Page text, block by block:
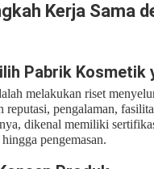
Kerja Sama
Pabrik Kosmetik
melakukan riset
reputasi, pengalaman,
dikenal memiliki
pengemasan.